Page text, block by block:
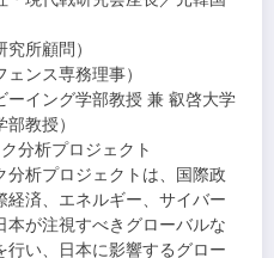
所顧問）
ンス専務理事）
イング学部教授 兼 叡啓大学
教授）
分析プロジェクト
分析プロジェクトは、国際政
済、エネルギー、サイバー
が注視すべきグローバルな
行い、日本に影響するグロー